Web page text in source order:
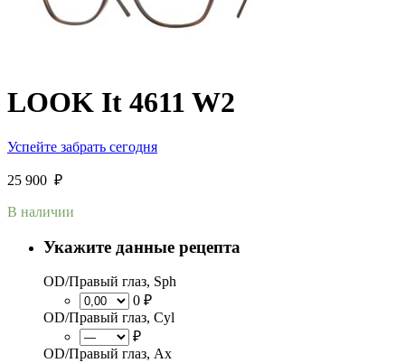
LOOK It 4611 W2
Успейте забрать сегодня
25 900 ₽
В наличии
Укажите данные рецепта
OD/Правый глаз, Sph
0 ₽
OD/Правый глаз, Cyl
₽
OD/Правый глаз, Ax